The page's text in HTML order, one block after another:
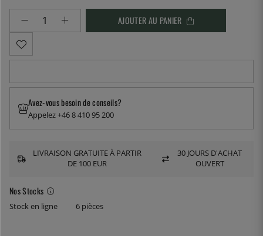
AJOUTER AU PANIER
Nos Stocks
Stock en ligne 6 pièces
Avez-vous besoin de conseils?
Appelez +46 8 410 95 200
LIVRAISON GRATUITE À PARTIR
DE 100 EUR
30 JOURS D'ACHAT
OUVERT